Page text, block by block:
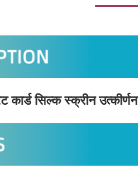
सिल्क स्क्रीन उत्कीर्णन